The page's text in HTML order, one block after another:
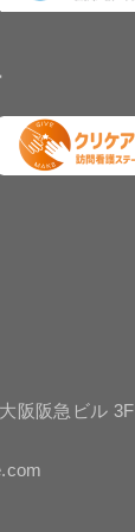
阪阪急ビル 3F